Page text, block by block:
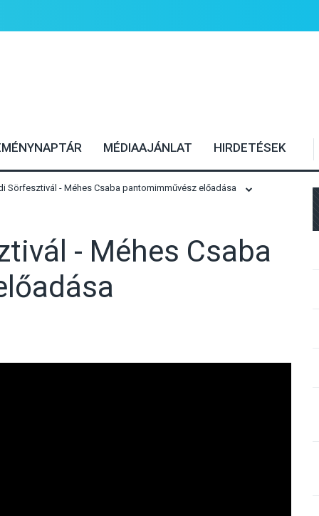
MÉDIAAJÁNLAT HIRDETÉSEK
Sörfesztivál - Méhes Csaba pantomimművész előadása
- Méhes Csaba